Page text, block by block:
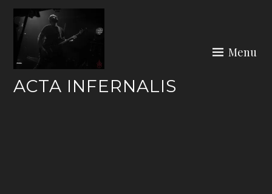
Skip
ACTA INFERNALIS
Menu